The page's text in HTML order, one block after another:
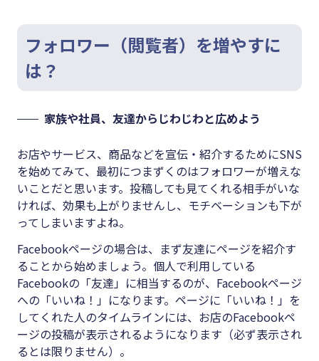
フォロワー（閲覧者）を増やすに
は？
家族や社員、友達からじわじわと広めよう
お店やサービス、商品などを宣伝・紹介するためにSNS
を始めてみて、最初につまずくのはフォロワーが増えな
いことだと思います。投稿しても見てくれる相手がいな
ければ、効果も上がりませんし、モチベーションも下が
ってしまいますよね。
Facebookページの場合は、まず友達にページを紹介す
ることから始めましょう。個人で利用している
Facebookの「友達」に相当するのが、Facebookページ
への「いいね！」になります。ページに「いいね！」を
してくれた人のタイムラインには、お店のFacebookペ
ージの投稿が表示されるようになります（必ず表示され
るとは限りません）。